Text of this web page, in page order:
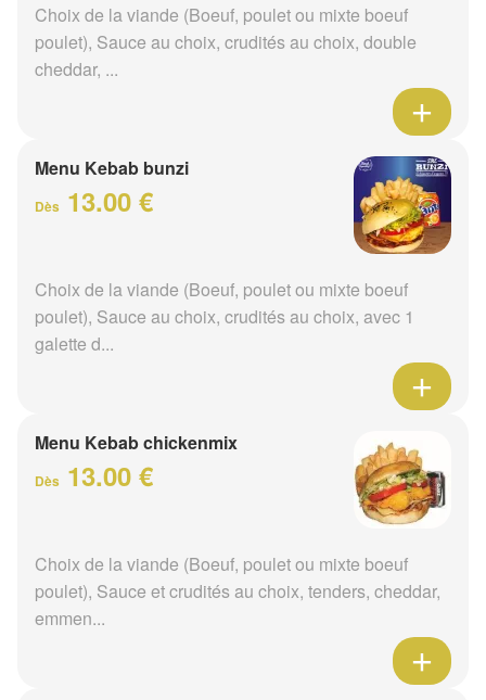
Choix de la viande (Boeuf, poulet ou mixte boeuf
poulet), Sauce au choix, crudités au choix, double
cheddar, ...
Menu Kebab bunzi
Dès 13.00 €
Choix de la viande (Boeuf, poulet ou mixte boeuf
poulet), Sauce au choix, crudités au choix, avec 1
galette d...
Menu Kebab chickenmix
Dès 13.00 €
Choix de la viande (Boeuf, poulet ou mixte boeuf
poulet), Sauce et crudités au choix, tenders, cheddar,
emmen...